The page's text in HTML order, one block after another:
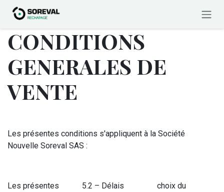
Se rendre au contenu
CONDITIONS
GENERALES DE
VENTE
Les présentes conditions s'appliquent à la Société
Nouvelle Soreval SAS :
Les présentes
5.2 – Délais
choix du